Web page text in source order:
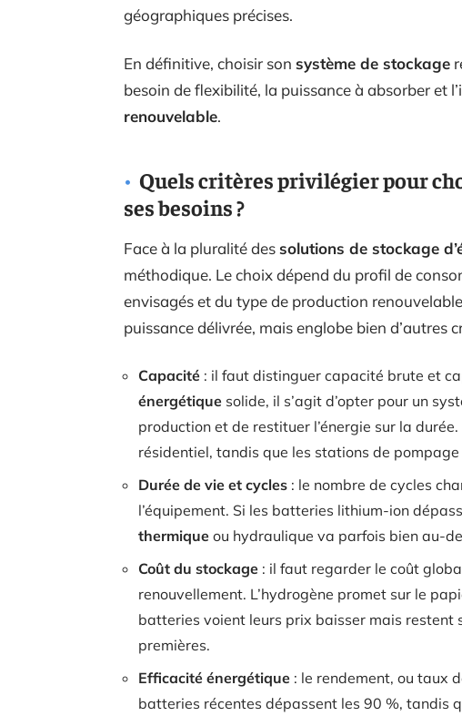
géographiques précises.
En définitive, choisir son système de stockage
besoin de flexibilité, la puissance à absorber et
renouvelable.
Quels critères privilégier pour
ses besoins ?
Face à la pluralité dessolutions de stockage
méthodique. Le choix dépend du profil de
envisagés et du type de production
puissance délivrée, mais englobe bien d’autres
Capacité : il faut distinguer capacité brute et
énergétique solide, il s’agit d’opter pour un
production et de restituer l’énergie sur la
résidentiel, tandis que les stations de
Durée de vie et cycles : le nombre de cycles
l’équipement. Si les batteries lithium-ion
thermique ou hydraulique va parfois bien au-
Coût du stockage : il faut regarder le coût
renouvellement. L’hydrogène promet sur le
batteries voient leurs prix baisser mais restent
premières.
Efficacité énergétique : le rendement, ou taux
batteries récentes dépassent les 90 %, tandis